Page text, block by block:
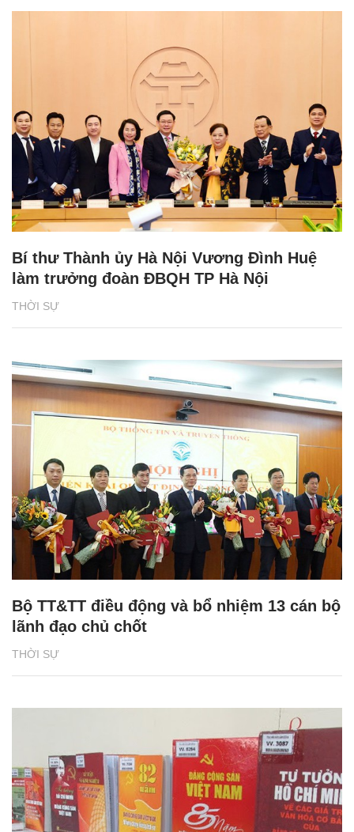
THỜI SỰ
Bí thư Thành ủy Hà Nội Vương Đình Huệ
làm trưởng đoàn ĐBQH TP Hà Nội
THỜI SỰ
Bộ TT&TT điều động và bổ nhiệm 13 cán bộ
lãnh đạo chủ chốt